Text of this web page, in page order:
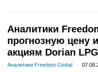
Аналитики
прогнозную цену
акциям Dorian LPG
Аналитики Freedom Global